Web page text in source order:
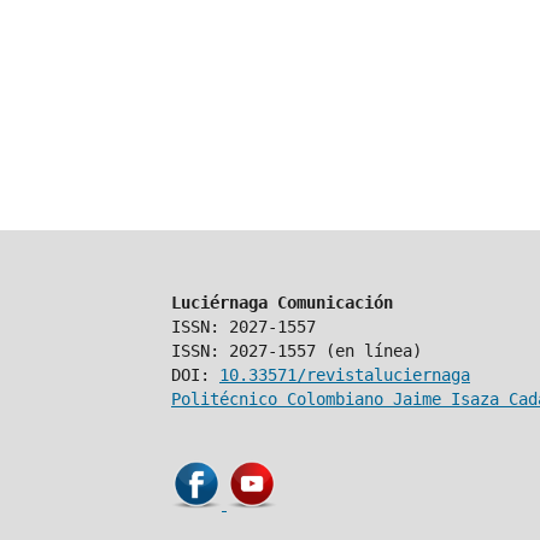
Luciérnaga Comunicación
ISSN: 2027-1557
ISSN: 2027-1557 (en línea)
DOI: 10.33571/revistaluciernaga
Politécnico Colombiano Jaime Isaza